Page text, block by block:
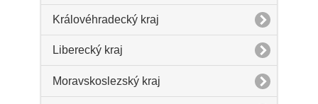
Královéhradecký kraj
Liberecký kraj
Moravskoslezský kraj